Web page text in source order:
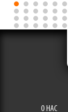
О НАС